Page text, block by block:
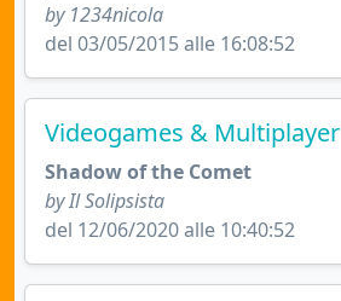
by 1234nicola
del 03/05/2015 alle 16:08:52
Videogames & Multiplayer
Shadow of the Comet
by Il Solipsista
del 12/06/2020 alle 10:40:52